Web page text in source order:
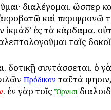
διαλέγομαι. ὥσπερ
καὶ περιφρονῶ
ἰκμάδ’ ἐς τὰ κάρδαμα.
ταῖς
δοτικῇ συντάσσεται. ὁ
Πρόδικον ταῦτά
. ἐν γὰρ τοῖς Ὄρνισι